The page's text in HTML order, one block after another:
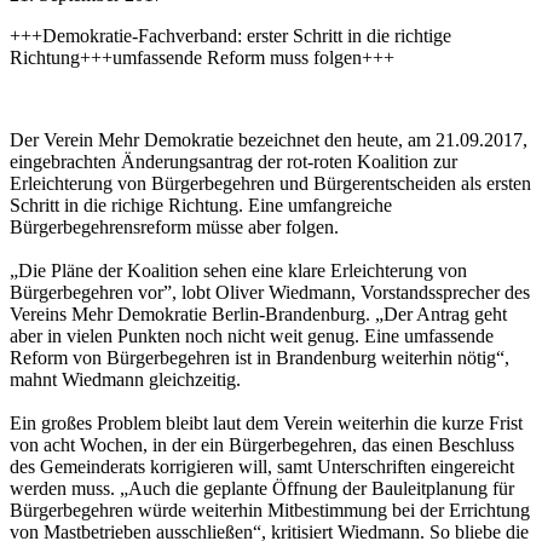
+++Demokratie-Fachverband: erster Schritt in die richtige
Richtung+++umfassende Reform muss folgen+++
Der Verein Mehr Demokratie bezeichnet den heute, am 21.09.2017,
eingebrachten Änderungsantrag der rot-roten Koalition zur
Erleichterung von Bürgerbegehren und Bürgerentscheiden als ersten
Schritt in die richige Richtung. Eine umfangreiche
Bürgerbegehrensreform müsse aber folgen.
„Die Pläne der Koalition sehen eine klare Erleichterung von
Bürgerbegehren vor”, lobt Oliver Wiedmann, Vorstandssprecher des
Vereins Mehr Demokratie Berlin-Brandenburg. „Der Antrag geht
aber in vielen Punkten noch nicht weit genug. Eine umfassende
Reform von Bürgerbegehren ist in Brandenburg weiterhin nötig“,
mahnt Wiedmann gleichzeitig.
Ein großes Problem bleibt laut dem Verein weiterhin die kurze Frist
von acht Wochen, in der ein Bürgerbegehren, das einen Beschluss
des Gemeinderats korrigieren will, samt Unterschriften eingereicht
werden muss. „Auch die geplante Öffnung der Bauleitplanung für
Bürgerbegehren würde weiterhin Mitbestimmung bei der Errichtung
von Mastbetrieben ausschließen“, kritisiert Wiedmann. So bliebe die